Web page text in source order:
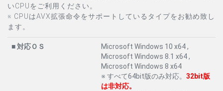
いCPUをご利用ください。
※ CPUはAVX拡張命令をサポートしているタイプをお勧め致し
ます。
■ 対応ＯＳ
Microsoft Windows 10 x64 ,
Microsoft Windows 8.1 x64 ,
Microsoft Windows 8 x64
※ すべて64bit版のみ対応。 32bit版
は非対応。